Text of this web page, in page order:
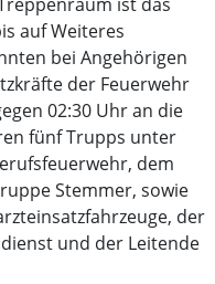
auf Weiteres
bei Angehörigen
der Feuerwehr
02:30 Uhr an die
fünf Trupps unter
dem
Stemmer, sowie
der
und der Leitende